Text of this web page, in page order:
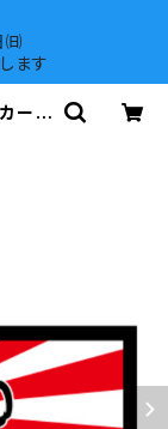
㈰
ます
ー